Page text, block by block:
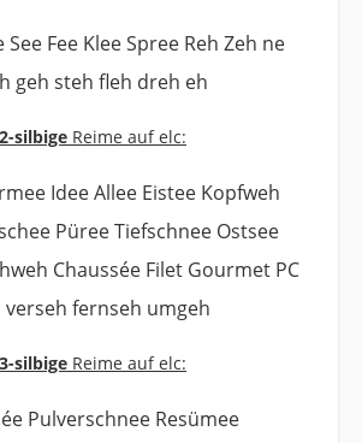
See Fee Klee Spree Reh Zeh ne
geh steh fleh dreh eh
2-silbige Reime auf elc:
Idee Allee Eistee Kopfweh
Püree Tiefschnee Ostsee
Chaussée Filet Gourmet PC
verseh fernseh umgeh
3-silbige Reime auf elc:
Pulverschnee Resümee